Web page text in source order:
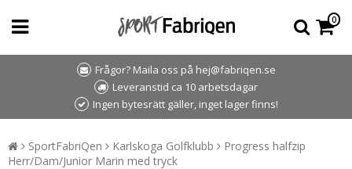
0
Frågor? Maila oss på hej@fabriqen.se
Leveranstid ca 10 arbetsdagar
Ingen bytesrätt gäller, inget lager finns!
SportFabriQen Karlskoga Golfklubb
Progress halfzip
Herr/Dam/Junior Marin med tryck